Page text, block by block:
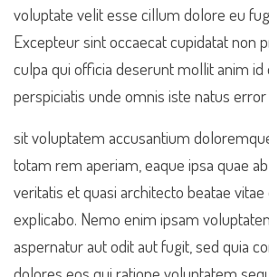
voluptate velit esse cillum dolore eu
Excepteur sint occaecat cupidatat non
culpa qui officia deserunt mollit anim
perspiciatis unde omnis iste natus error
sit voluptatem accusantium
totam rem aperiam, eaque ipsa quae
veritatis et quasi architecto beatae
explicabo. Nemo enim ipsam
aspernatur aut odit aut fugit, sed quia